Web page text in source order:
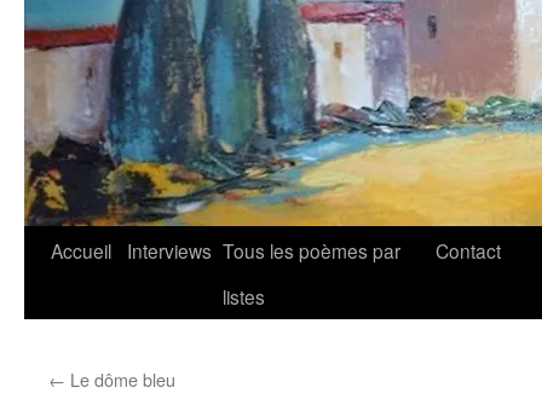
Accueil Interviews Tous les poèmes par
listes
Contact
← Le dôme bleu